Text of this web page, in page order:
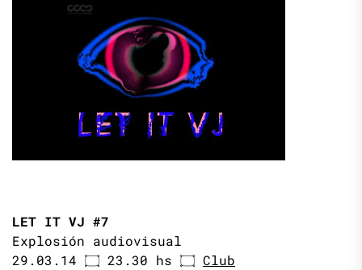
LET IT VJ #7
Explosión audiovisual
Club